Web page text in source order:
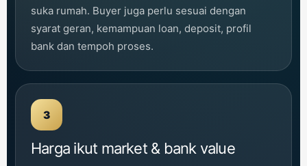
suka rumah. Buyer juga perlu sesuai dengan
syarat geran, kemampuan loan, deposit, profil
bank dan tempoh proses.
3
Harga ikut market & bank value